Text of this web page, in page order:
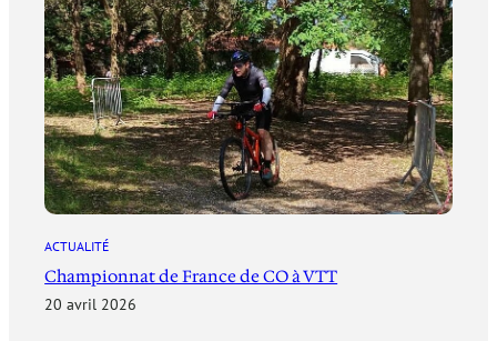
ACTUALITÉ
Championnat de France de CO à VTT
20 avril 2026